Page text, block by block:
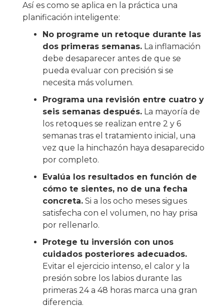
Así es como se aplica en la práctica una
planificación inteligente:
No programe un retoque durante las
dos primeras semanas. La inflamación
debe desaparecer antes de que se
pueda evaluar con precisión si se
necesita más volumen.
Programa una revisión entre cuatro y
seis semanas después. La mayoría de
los retoques se realizan entre 2 y 6
semanas tras el tratamiento inicial, una
vez que la hinchazón haya desaparecido
por completo.
Evalúa los resultados en función de
cómo te sientes, no de una fecha
concreta. Si a los ocho meses sigues
satisfecha con el volumen, no hay prisa
por rellenarlo.
Protege tu inversión con unos
cuidados posteriores adecuados.
Evitar el ejercicio intenso, el calor y la
presión sobre los labios durante las
primeras 24 a 48 horas marca una gran
diferencia.